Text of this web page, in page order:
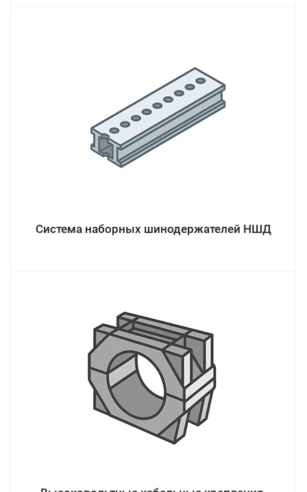
Система наборных шинодержателей НШД